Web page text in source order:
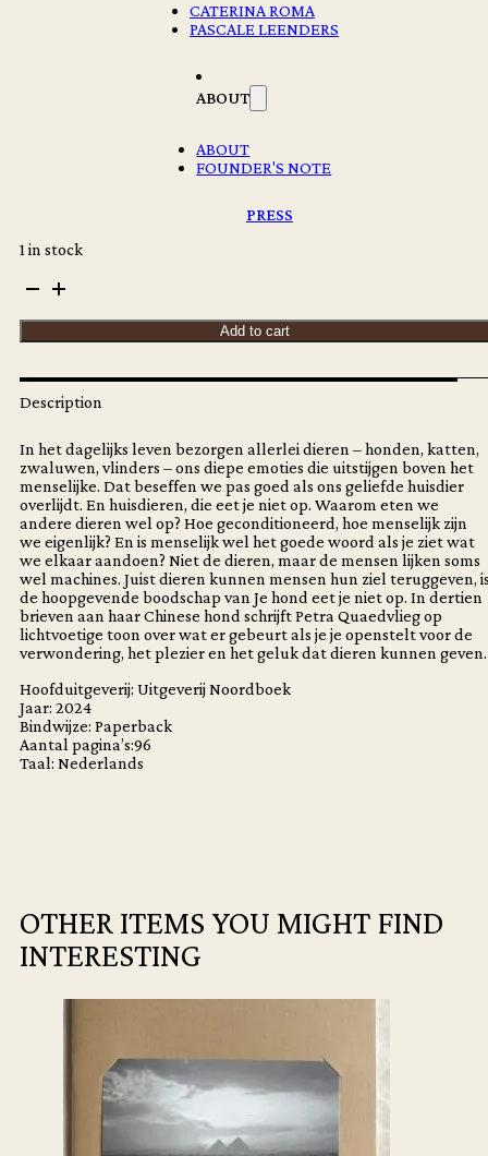
CATERINA ROMA
PASCALE LEENDERS
ABOUT
ABOUT
FOUNDER'S NOTE
PRESS
NIET OP (DUTCH EDITION)
1 in stock
Petra
-
Je
eet
je
niet
(Dutch
edition)
quantity
Add to cart
Description
In het dagelijks leven bezorgen allerlei dieren – honden, katten,
zwaluwen, vlinders – ons diepe emoties die uitstijgen boven het
menselijke. Dat beseffen we pas goed als ons geliefde huisdier
overlijdt. En huisdieren, die eet je niet op. Waarom eten we
andere dieren wel op? Hoe geconditioneerd, hoe menselijk zijn
we eigenlijk? En is menselijk wel het goede woord als je ziet wat
we elkaar aandoen? Niet de dieren, maar de mensen lijken soms
wel machines. Juist dieren kunnen mensen hun ziel teruggeven,
de hoopgevende boodschap van Je hond eet je niet op. In dertien
brieven aan haar Chinese hond schrijft Petra Quaedvlieg op
lichtvoetige toon over wat er gebeurt als je je openstelt voor de
verwondering, het plezier en het geluk dat dieren kunnen geven.
Hoofduitgeverij: Uitgeverij Noordboek
Jaar: 2024
Bindwijze: Paperback
Aantal pagina’s:96
Taal: Nederlands
OTHER ITEMS YOU MIGHT FIND
INTERESTING